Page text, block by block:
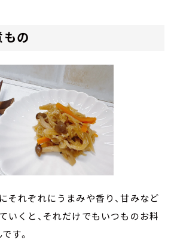
の
それぞれにうまみや香り、甘みなど
いくと、それだけでもいつものお料
す。